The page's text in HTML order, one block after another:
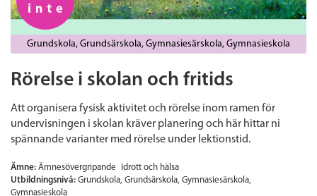
Grundskola Grundsärskola Gymnasiesärskola Gymnasieskola
Rörelse i skolan och fritids
Att organisera fysisk aktivitet och rörelse inom ramen för
undervisningen i skolan kräver planering och här hittar ni
spännande varianter med rörelse under lektionstid.
Ämne: Ämnesövergripande
Idrott och hälsa
Utbildningsnivå: Grundskola Grundsärskola Gymnasiesärskola
Gymnasieskola